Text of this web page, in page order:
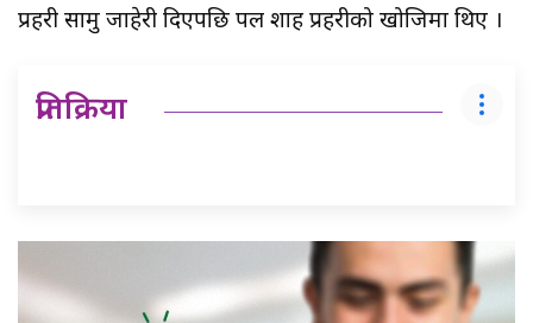
प्रहरी सामु जाहेरी दिएपछि पल शाह प्रहरीको खोजिमा थिए ।
प्रतिक्रिया